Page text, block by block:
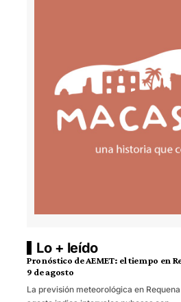
Lo + leído
Pronóstico de AEMET: el tiempo en
9 de agosto
La previsión meteorológica en